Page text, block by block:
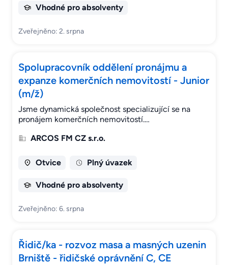
Vhodné pro absolventy
Zveřejněno: 2. srpna
Spolupracovník oddělení pronájmu a
expanze komerčních nemovitostí - Junior
(m/ž)
Jsme dynamická společnost specializující se na
pronájem komerčních nemovitostí.…
ARCOS FM CZ s.r.o.
Otvice Plný úvazek
Vhodné pro absolventy
Zveřejněno: 6. srpna
Řidič/ka - rozvoz masa a masných uzenin
Brniště - řidičské oprávnění C, CE